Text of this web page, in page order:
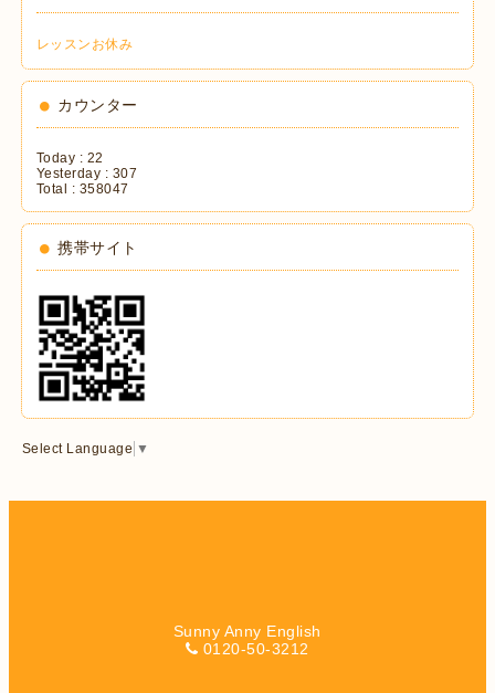
レッスンお休み
カウンター
Today : 22
Yesterday : 307
Total : 358047
携帯サイト
Select Language ▼
Sunny Anny English
0120-50-3212